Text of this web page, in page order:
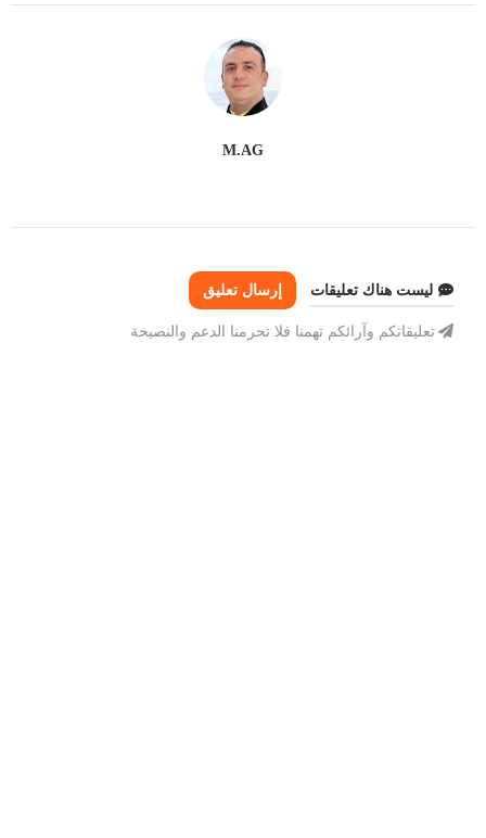
M.AG
ليست هناك تعليقات إرسال تعليق
تعليقاتكم وآرائكم تهمنا فلا تحرمنا الدعم والنصيحة